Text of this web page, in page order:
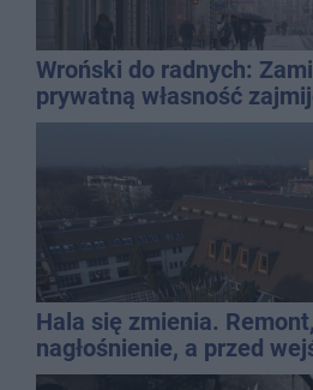
Wroński do radnych:
prywatną własność
gospodarką
Hala się zmienia.
nagłośnienie, a przed
QEMETICA ARENA